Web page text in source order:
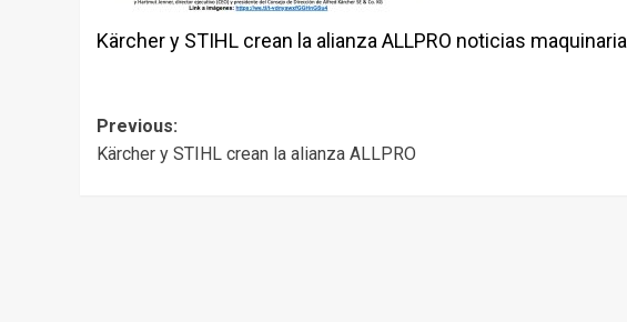
Kärcher y STIHL crean la alianza ALLPRO noticias maquinaria
Post
navigation
Previous:
Kärcher y STIHL crean la alianza ALLPRO